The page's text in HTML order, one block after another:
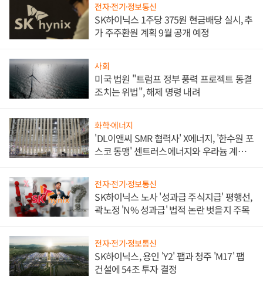
전자·전기·정보통신
SK하이닉스 1주당 375원 현금배당 실시, 추
가 주주환원 계획 9월 공개 예정
사회
미국 법원 "트럼프 정부 풍력 프로젝트 동결
조치는 위법", 해제 명령 내려
화학·에너지
'DL이앤씨 SMR 협력사' X에너지, '한수원 포
스코 동맹' 센트러스에너지와 우라늄 계약
전자·전기·정보통신
SK하이닉스 노사 '성과급 주식지급' 평행선,
곽노정 'N% 성과급' 법적 논란 벗을지 주목
전자·전기·정보통신
SK하이닉스, 용인 'Y2' 팹과 청주 'M17' 팹
건설에 54조 투자 결정